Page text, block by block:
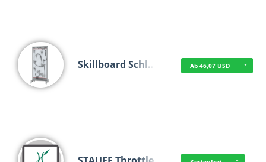
Skillboard Schl… Ab 46,07 USD